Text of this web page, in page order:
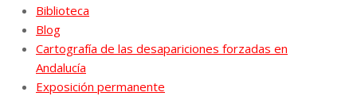
Biblioteca
Blog
Cartografía de las desapariciones forzadas en
Andalucía
Exposición permanente